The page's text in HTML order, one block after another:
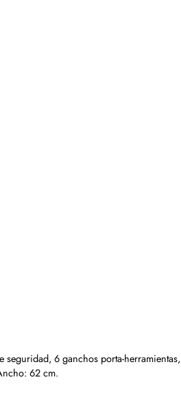
6 ganchos porta-
62 cm.